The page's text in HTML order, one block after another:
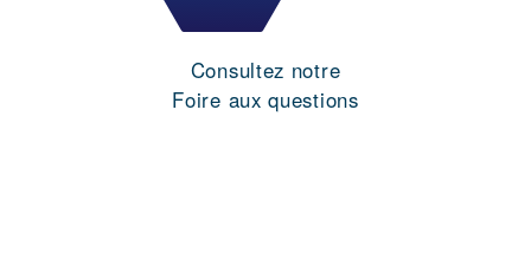
Consultez notre
Foire aux questions